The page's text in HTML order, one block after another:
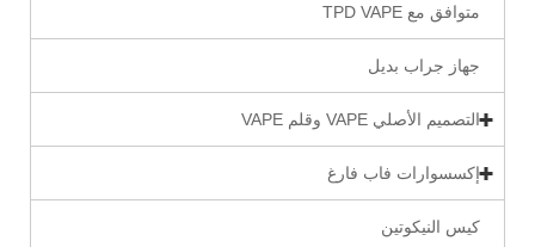
متوافق مع TPD VAPE
جهاز جراب بديل
التصميم الأصلي VAPE وقلم VAPE
إكسسوارات فاب فارغ
كيس النيكوتين